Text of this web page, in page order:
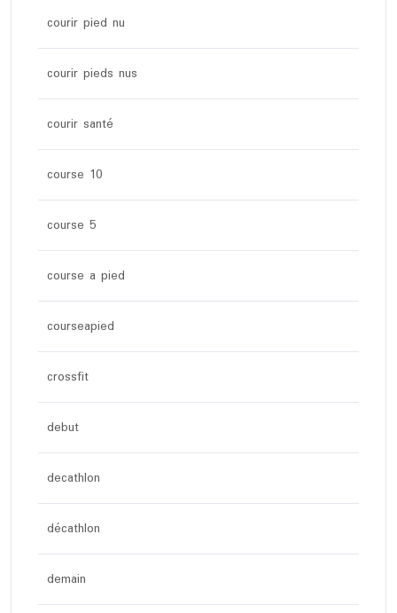
courir pied nu
courir pieds nus
courir santé
course 10
course 5
course a pied
courseapied
crossfit
debut
decathlon
décathlon
demain